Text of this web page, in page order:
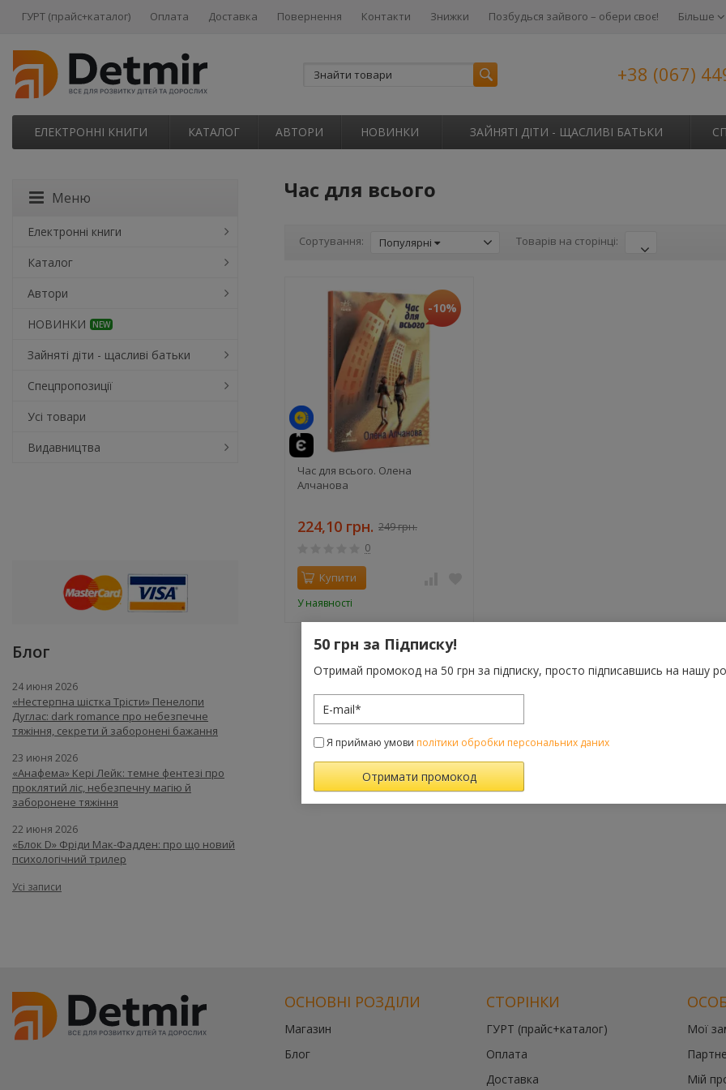
ГУРТ (прайс+каталог) Оплата Доставка Повернення Контакти Знижки Позбудься зайвого – обери своє! Більше
+38 (067)
ЕЛЕКТРОННІ КНИГИ КАТАЛОГ АВТОРИ НОВИНКИ ЗАЙНЯТІ ДІТИ - ЩАСЛИВІ БАТЬКИ
Час для всього
Сортування: Популярні Товарів на сторінці:
-10%
Час для всього. Олена
Алчанова
224,10 грн. 249 грн.
0
Купити
У наявності
Меню
Електронні книги
Каталог
Автори
НОВИНКИ
NEW
Зайняті діти - щасливі батьки
Спецпропозиції
Усі товари
Видавництва
Блог
24 июня 2026
«Нестерпна шістка Трісти» Пенелопи
Дуглас: dark romance про небезпечне
тяжіння, секрети й заборонені бажання
23 июня 2026
«Анафема» Кері Лейк: темне фентезі про
проклятий ліс, небезпечну магію й
заборонене тяжіння
22 июня 2026
«Блок D» Фріди Мак-Фадден: про що новий
психологічний трилер
Усі записи
ОСНОВНІ РОЗДІЛИ
Магазин
Блог
СТОРІНКИ
ГУРТ (прайс+каталог)
Оплата
Доставка
Мої
Мій
50 грн за Підписку!
Отримай промокод на 50 грн за підписку, просто підписавшись на нашу
Я приймаю умови політики обробки персональних даних